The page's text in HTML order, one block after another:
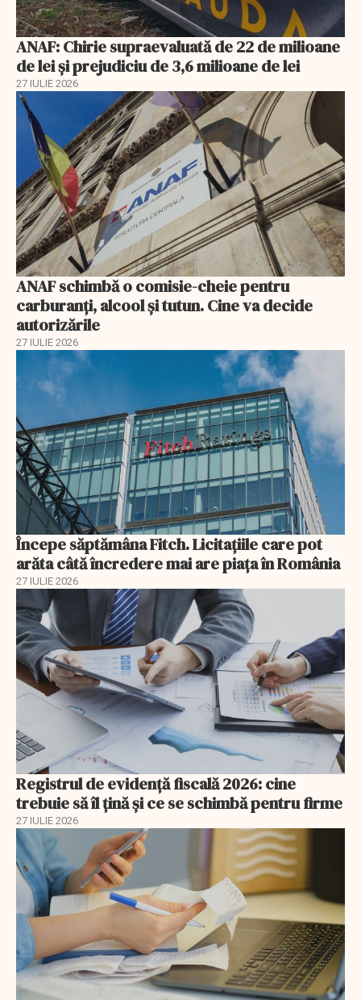
ANAF: Chirie supraevaluată de 22 de milioane
de lei și prejudiciu de 3,6 milioane de lei
27 IULIE 2026
ANAF schimbă o comisie-cheie pentru
carburanți, alcool și tutun. Cine va decide
autorizările
27 IULIE 2026
Începe săptămâna Fitch. Licitațiile care pot
arăta câtă încredere mai are piața în România
27 IULIE 2026
Registrul de evidență fiscală 2026: cine
trebuie să îl țină și ce se schimbă pentru firme
27 IULIE 2026